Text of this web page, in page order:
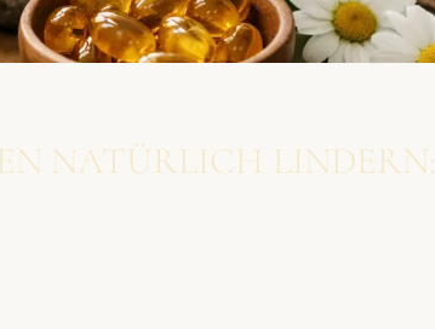
NATÜRLICH LINDERN: